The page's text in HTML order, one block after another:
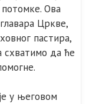
Ова
Цркве,
пастира,
схватимо да ће
у његовом